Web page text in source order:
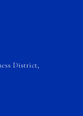
District,